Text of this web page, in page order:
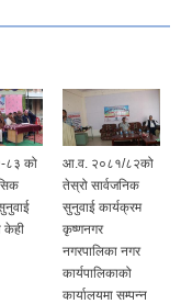
८३ को
केही
आ.व. २०८१/८२को
तेस्रो सार्वजनिक
सुनुवाई कार्यक्रम
कृष्णनगर
नगरपालिका नगर
कार्यपालिकाको
कार्यालयमा सम्पन्न